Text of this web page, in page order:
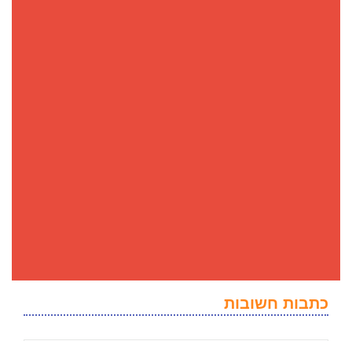
כתבות חשובות